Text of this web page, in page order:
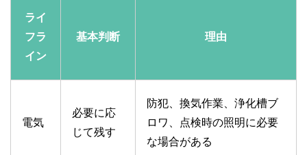
ライ
フラ
イン
基本判断 理由
電気
必要に応
じて残す
防犯、換気作業、浄化槽ブ
ロワ、点検時の照明に必要
な場合がある